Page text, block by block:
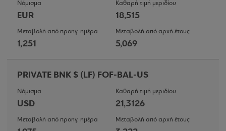
Νόμισμα
EUR
Καθαρή τιμή μεριδίου
18,515
Μεταβολή από προηγ. ημέρα
1,251
Μεταβολή από αρχή έτους
5,069
PRIVATE BNK $ (LF) FOF-BAL-US
Νόμισμα
USD
Καθαρή τιμή μεριδίου
21,3126
Μεταβολή από προηγ. ημέρα Μεταβολή από αρχή έτους